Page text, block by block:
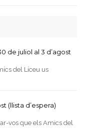
de juliol al 3 d’agost
del Liceu us
(llista d’espera)
vos que els Amics del